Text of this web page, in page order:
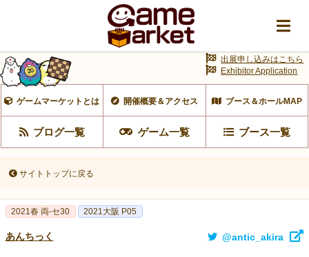
ゲームマーケットとは 開催概要＆アクセス ブース＆ホールMAP
ブログ一覧 ゲーム一覧 ブース一覧
出展申し込みはこちら
Exhibitor Application
サイトトップに戻る
2021春 両-セ30 2021大阪 P05
あんちっく @antic_akira